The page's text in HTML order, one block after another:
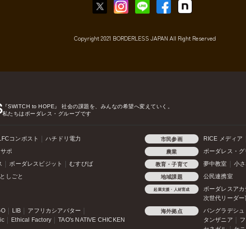
Copyright 2021 BORDERLESS JAPAN All Right Reserved
『SWITCH to HOPE』
社会の課題を、みんなの希望へ変えていく。
私たちはボーダレス・グループです
コンポスト ハチドリ電力 市民参画 RICE メディア
ポ 農業 ボーダレス・
ボーダレスビジット むすびば 教育・子育て 夢中教室 小
しごと 地域課題 公民連携室
起業支援・人材育成
ボーダレスアカ
次世代リーダー
LIB
アフリカシアバター
Ethical Factory TAO's NATIVE CHICKEN
海外拠点 バングラデシュ
タンザニア